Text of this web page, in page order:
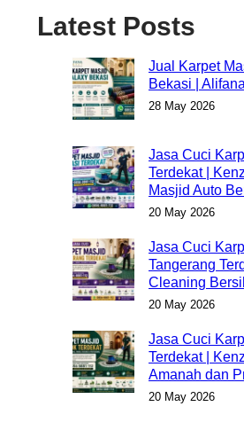
Latest Posts
Jual Karpet
Bekasi |
28 May 2026
Jasa Cuci
Terdekat |
Masjid Auto
20 May 2026
Jasa Cuci
Tangerang
Cleaning
20 May 2026
Jasa Cuci
Terdekat |
Amanah dan
20 May 2026